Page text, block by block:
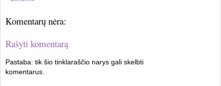
Komentarų nėra:
Rašyti komentarą
Pastaba: tik šio tinklaraščio narys gali skelbti
komentarus.